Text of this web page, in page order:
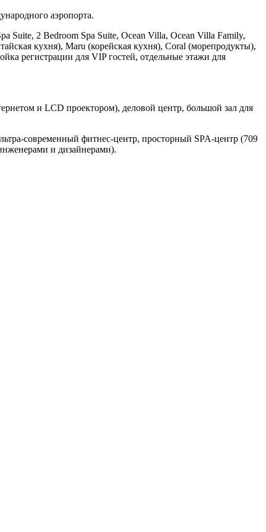
аэропорта.
Suite, 2 Bedroom Spa Suite, Ocean Villa, Ocean Villa Family,
кухня), Maru (корейская кухня), Coral (морепродукты),
регистрации для VIP гостей, отдельные этажи для
и LCD проектором), деловой центр, большой зал для
современный фитнес-центр, просторный SPA-центр (709
и дизайнерами).